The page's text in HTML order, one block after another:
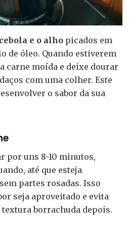
e o alho picados em
de óleo. Quando estiverem
carne moída e deixe dourar
com uma colher. Este
o sabor da sua
por uns 8-10 minutos,
até que esteja
partes rosadas. Isso
seja aproveitado e evita
borrachuda depois.